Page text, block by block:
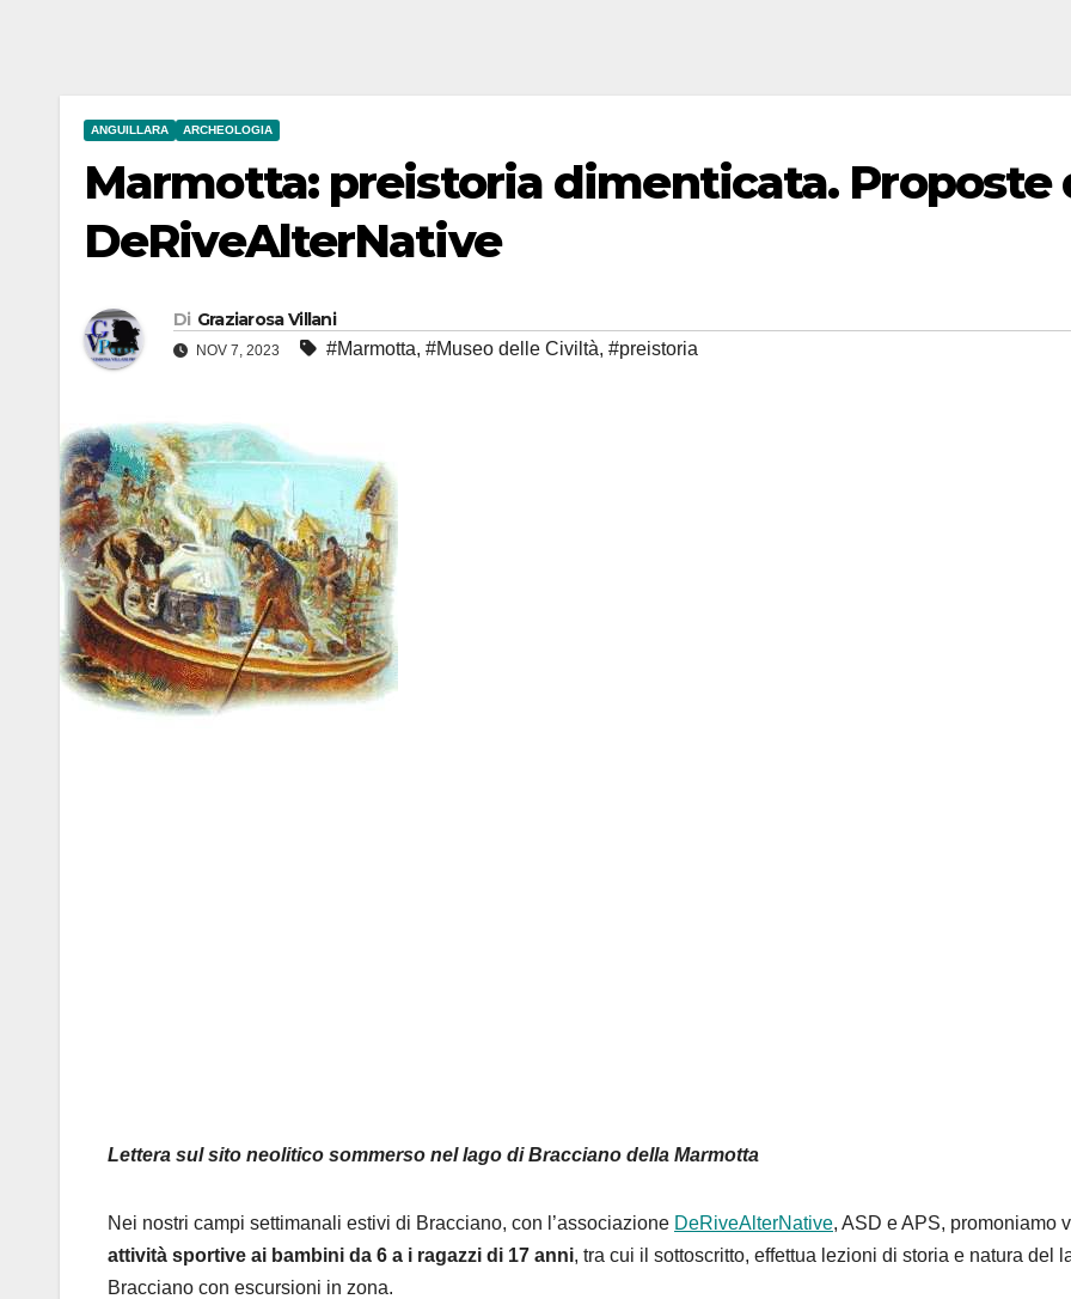
ANGUILLARA ARCHEOLOGIA
Marmotta: preistoria dimenticata. Proposte
DeRiveAlterNative
Di Graziarosa Villani
NOV 7, 2023 #Marmotta, #Museo delle Civiltà, #preistoria
Lettera sul sito neolitico sommerso nel lago di Bracciano della Marmotta
Nei nostri campi settimanali estivi di Bracciano, con l’associazione DeRiveAlterNative, ASD e APS, promoniamo
attività sportive ai bambini da 6 a i ragazzi di 17 anni, tra cui il sottoscritto, effettua lezioni di storia e natura del
Bracciano con escursioni in zona.